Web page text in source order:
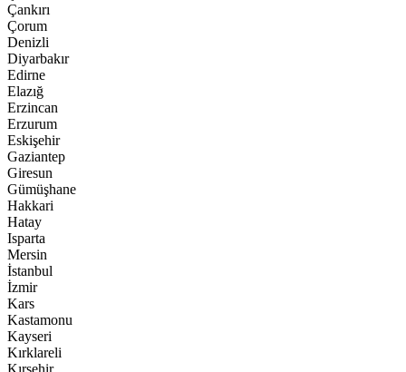
Çankırı
Çorum
Denizli
Diyarbakır
Edirne
Elazığ
Erzincan
Erzurum
Eskişehir
Gaziantep
Giresun
Gümüşhane
Hakkari
Hatay
Isparta
Mersin
İstanbul
İzmir
Kars
Kastamonu
Kayseri
Kırklareli
Kırşehir